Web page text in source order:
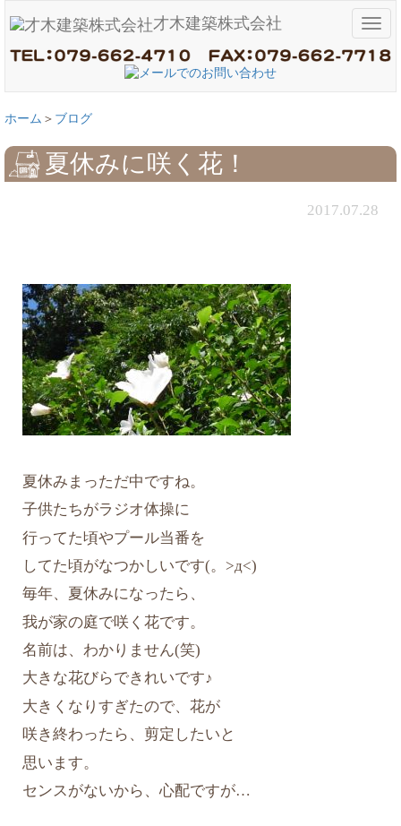
メ
ニ
ュ
才木建築株式会社
ホーム ブログ
夏休みに咲く花！
2017.07.28
夏休みまっただ中ですね。
子供たちがラジオ体操に
行ってた頃やプール当番を
してた頃がなつかしいです(。>д<)
毎年、夏休みになったら、
我が家の庭で咲く花です。
名前は、わかりません(笑)
大きな花びらできれいです♪
大きくなりすぎたので、花が
咲き終わったら、剪定したいと
思います。
センスがないから、心配ですが…